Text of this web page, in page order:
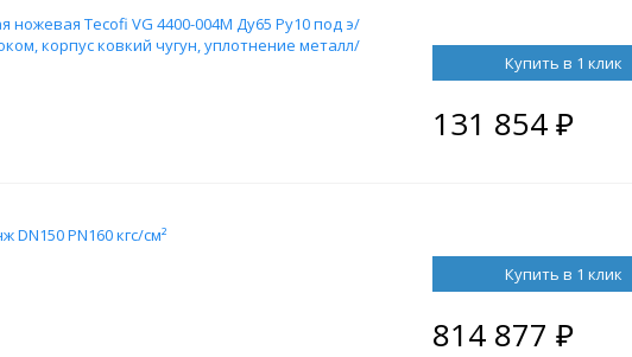
Tecofi VG 4400-004M Ду65 Ру10 под э/
корпус ковкий чугун, уплотнение металл/
Купить в 1 клик
131 854₽
DN150 PN160 кгс/см²
Купить в 1 клик
814 877₽